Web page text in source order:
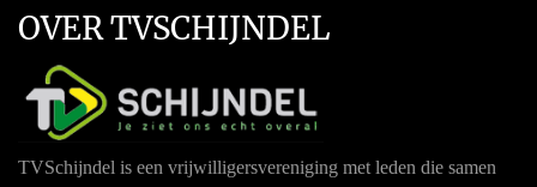
OVER TVSCHIJNDEL
TVSchijndel is een vrijwilligersvereniging met leden die samen